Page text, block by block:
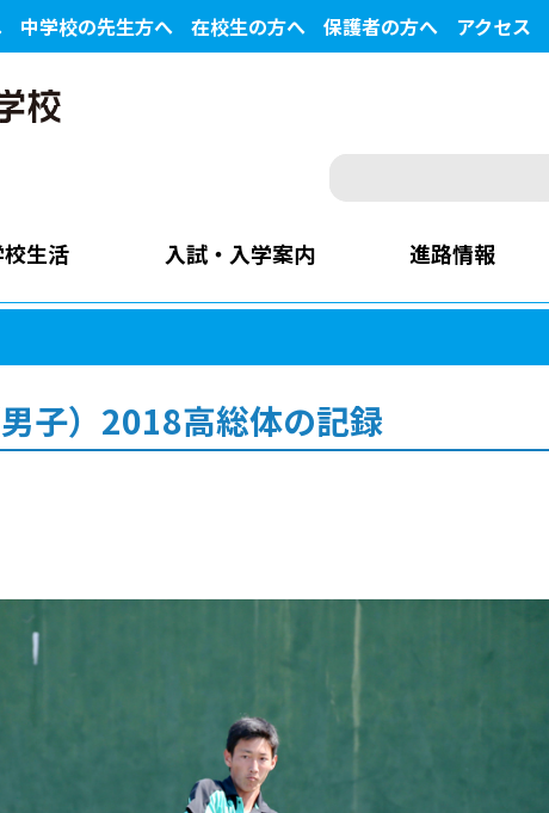
中学校の先生方へ 在校生の方へ 保護者の方へ アクセス
生活 入試・入学案内 進路情報
子）2018高総体の記録